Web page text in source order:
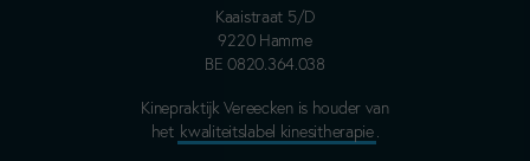
Kaaistraat 5/D
9220 Hamme
BE 0820.364.038
Kinepraktijk Vereecken is houder van
het kwaliteitslabel kinesitherapie.